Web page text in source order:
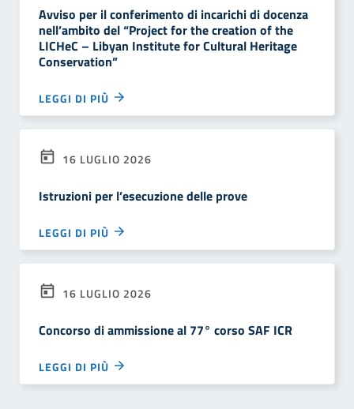
Avviso per il conferimento di incarichi di docenza
nell’ambito del “Project for the creation of the
LICHeC – Libyan Institute for Cultural Heritage
Conservation”
LEGGI DI PIÙ
16 LUGLIO 2026
Istruzioni per l’esecuzione delle prove
LEGGI DI PIÙ
16 LUGLIO 2026
Concorso di ammissione al 77° corso SAF ICR
LEGGI DI PIÙ